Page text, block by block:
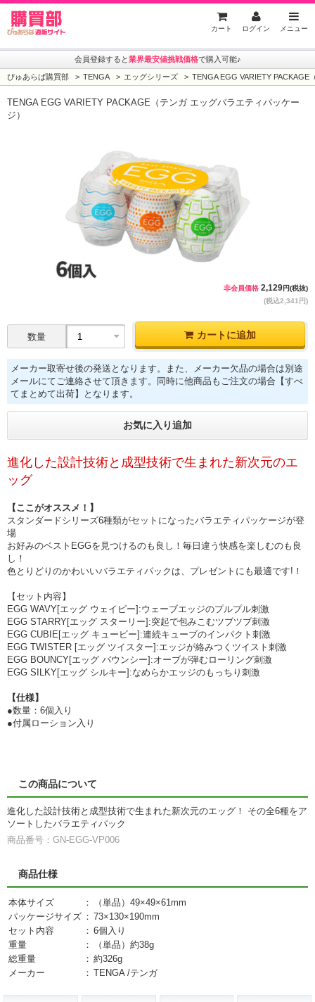
カート ログイン メニュー
会員登録すると業界最安値挑戦価格で購入可能♪
ぴゅあらば購買部 TENGA エッグシリーズ TENGA EGG VARIETY
TENGA EGG VARIETY PACKAGE（テンガ エッグバラエティパッケー
ジ）
非会員価格 2,129円(税抜)
(税込2,341円)
数量 カートに追加
メーカー取寄せ後の発送となります。また、メーカー欠品の場合は別途
メールにてご連絡させて頂きます。同時に他商品もご注文の場合【すべ
てまとめて出荷】となります。
お気に入り追加
進化した設計技術と成型技術で生まれた新次元のエ
ッグ
【ここがオススメ！】
スタンダードシリーズ6種類がセットになったバラエティパッケージが登
場
お好みのベストEGGを見つけるのも良し！毎日違う快感を楽しむのも良
し！
色とりどりのかわいいバラエティパックは、プレゼントにも最適です!！
【セット内容】
EGG WAVY[エッグ ウェイビー]:ウェーブエッジのプルプル刺激
EGG STARRY[エッグ スターリー]:突起で包みこむツブツブ刺激
EGG CUBIE[エッグ キュービー]:連続キューブのインパクト刺激
EGG TWISTER [エッグ ツイスター]:エッジが絡みつくツイスト刺激
EGG BOUNCY[エッグ バウンシー]:オーブが弾むローリング刺激
EGG SILKY[エッグ シルキー]:なめらかエッジのもっちり刺激
【仕様】
●数量：6個入り
●付属ローション入り
この商品について
進化した設計技術と成型技術で生まれた新次元のエッグ！ その全6種をア
ソートしたバラエティパック
商品番号：GN-EGG-VP006
商品仕様
本体サイズ ：
（単品）49×49×61mm
パッケージサイズ ： 73×130×190mm
セット内容
： 6個入り
重量
：
（単品）約38g
総重量
： 約326g
メーカー
： TENGA /テンガ